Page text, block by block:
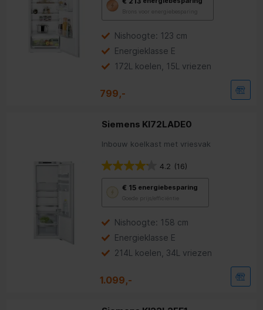
Brons voor energiebesparing
deze
Youreko’s
voor
energiebesparing.
Nishoogte: 123 cm
Energieklasse E
172L koelen, 15L vriezen
799,-
Siemens KI72LADE0
Inbouw koelkast met vriesvak
4.2 (16)
€ 15 energiebesparing
Goede prijs/efficiëntie
Youreko’s
voor
energiebesparing.
Nishoogte: 158 cm
Energieklasse E
214L koelen, 34L vriezen
1.099,-